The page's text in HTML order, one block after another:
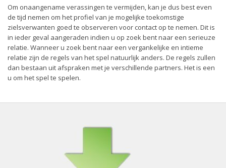
Om onaangename verassingen te vermijden, kan je dus best even
de tijd nemen om het profiel van je mogelijke toekomstige
zielsverwanten goed te observeren voor contact op te nemen. Dit is
in ieder geval aangeraden indien u op zoek bent naar een serieuze
relatie. Wanneer u zoek bent naar een vergankelijke en intieme
relatie zijn de regels van het spel natuurlijk anders. De regels zullen
dan bestaan uit afspraken met je verschillende partners. Het is een
u om het spel te spelen.